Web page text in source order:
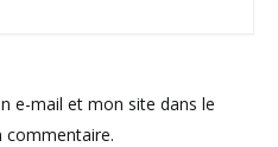
e-mail et mon site dans le
commentaire.